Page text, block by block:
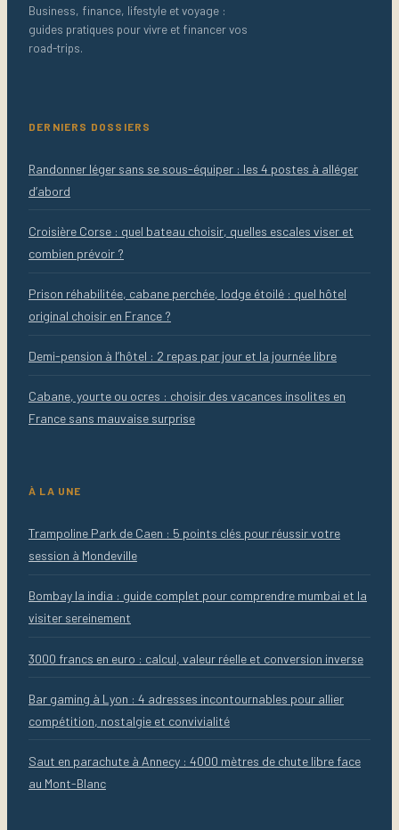
Business, finance, lifestyle et voyage :
guides pratiques pour vivre et financer vos
road-trips.
DERNIERS DOSSIERS
Randonner léger sans se sous-équiper : les 4 postes à alléger
d’abord
Croisière Corse : quel bateau choisir, quelles escales viser et
combien prévoir ?
Prison réhabilitée, cabane perchée, lodge étoilé : quel hôtel
original choisir en France ?
Demi-pension à l’hôtel : 2 repas par jour et la journée libre
Cabane, yourte ou ocres : choisir des vacances insolites en
France sans mauvaise surprise
À LA UNE
Trampoline Park de Caen : 5 points clés pour réussir votre
session à Mondeville
Bombay la india : guide complet pour comprendre mumbai et la
visiter sereinement
3000 francs en euro : calcul, valeur réelle et conversion inverse
Bar gaming à Lyon : 4 adresses incontournables pour allier
compétition, nostalgie et convivialité
Saut en parachute à Annecy : 4000 mètres de chute libre face
au Mont-Blanc